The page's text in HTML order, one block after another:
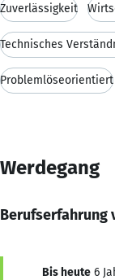
Zuverlässigkeit
Technisches
Problemlöseorientiert
Werdegang
Berufserfahrung
Bis heute 6